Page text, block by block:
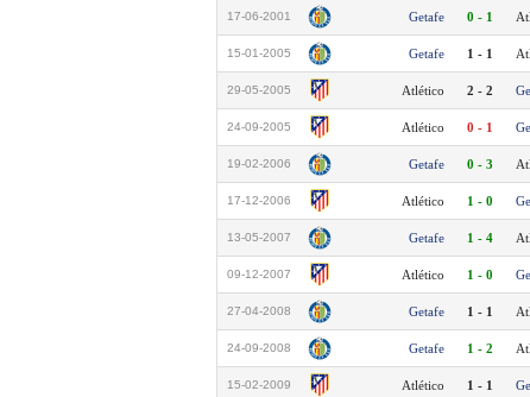
17-06-2001 Getafe 0 - 1
15-01-2005 Getafe 1 - 1
29-05-2005 Atlético 2 - 2
24-09-2005 Atlético 0 - 1
19-02-2006 Getafe 0 - 3
17-12-2006 Atlético 1 - 0
13-05-2007 Getafe 1 - 4
09-12-2007 Atlético 1 - 0
27-04-2008 Getafe 1 - 1
24-09-2008 Getafe 1 - 2
15-02-2009 Atlético 1 - 1